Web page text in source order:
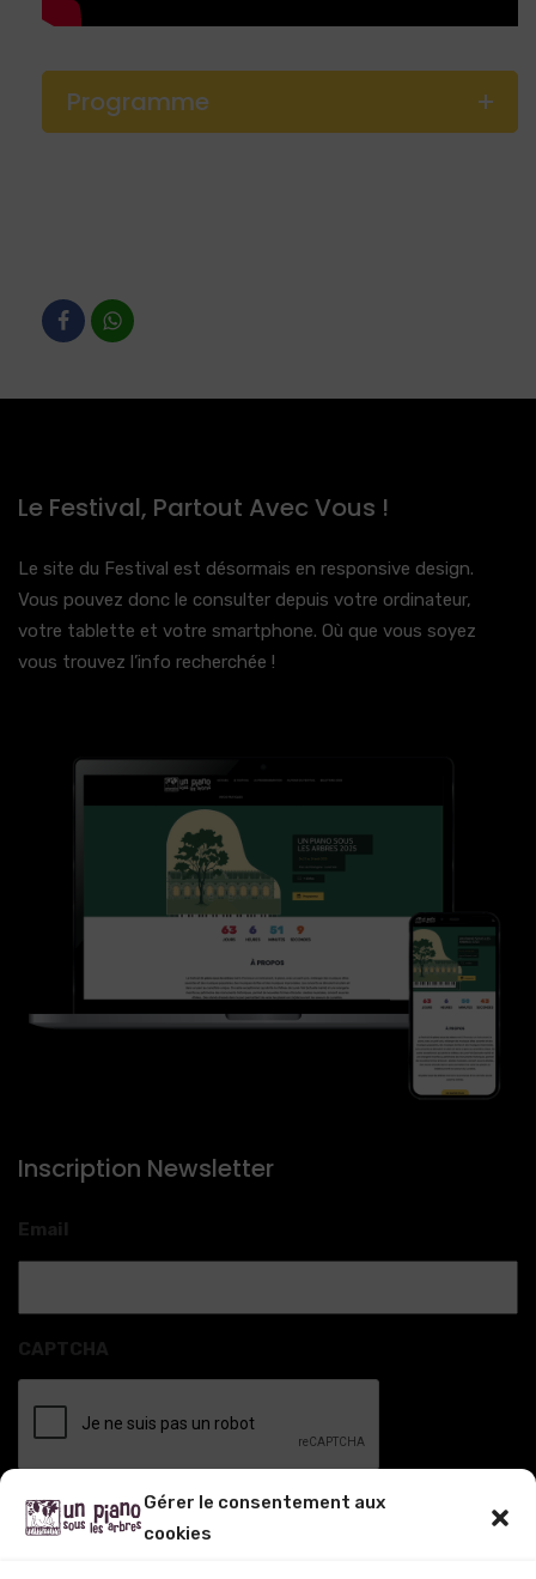
Gérer le consentement aux
cookies
Programme
Le Festival, Partout Avec Vous !
Le site du Festival est désormais en responsive design.
Vous pouvez donc le consulter depuis votre ordinateur,
votre tablette et votre smartphone. Où que vous soyez
vous trouvez l’info recherchée !
Inscription Newsletter
Email
CAPTCHA